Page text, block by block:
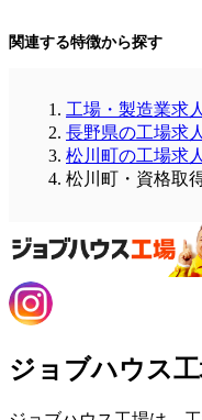
関連する特徴から探す
工場・製造業求人
長野県の工場求人
松川町の工場求人
松川町・資格取
ジョブハウス